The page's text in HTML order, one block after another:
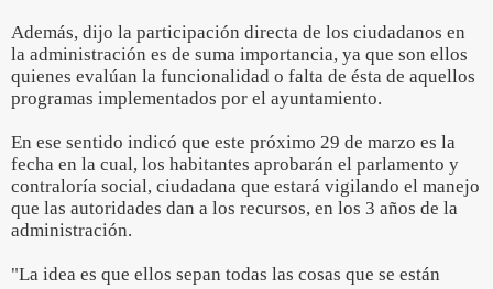
Además, dijo la participación directa de los ciudadanos en
la administración es de suma importancia, ya que son ellos
quienes evalúan la funcionalidad o falta de ésta de aquellos
programas implementados por el ayuntamiento.
En ese sentido indicó que este próximo 29 de marzo es la
fecha en la cual, los habitantes aprobarán el parlamento y
contraloría social, ciudadana que estará vigilando el manejo
que las autoridades dan a los recursos, en los 3 años de la
administración.
"La idea es que ellos sepan todas las cosas que se están